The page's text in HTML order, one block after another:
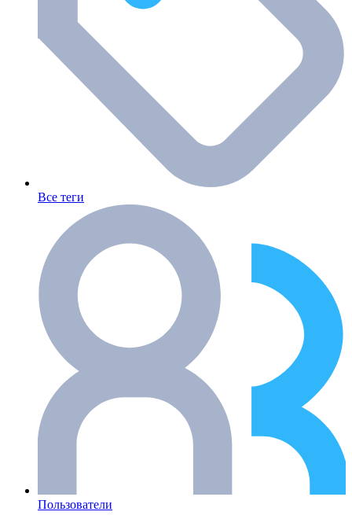
Все теги
Пользователи